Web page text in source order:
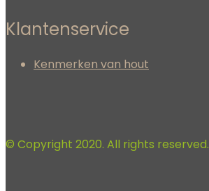
Klantenservice
Kenmerken van hout
© Copyright 2020. All rights reserved.